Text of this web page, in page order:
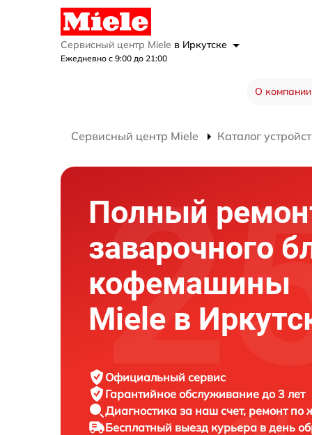
Сервисный центр Miele в Иркутске
Ежедневно с 9:00 до 21:00
О компании
Сервисный центр Miele Каталог
Полный
заварочного
кофемашины
Miele в
Официальный сервис
Гарантийное обслуживание до 3 лет
Диагностика за наш счет, ремонт по
Бесплатный выезд курьера в день